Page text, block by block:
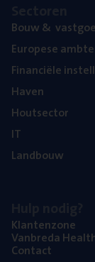
Bouw&
Euro­pe­se
Finan­ci­ë­le
Haven
Hout­sec­tor
IT
Land­bouw
Klan­ten­zo­ne
Van­b­re­da
Con­tact